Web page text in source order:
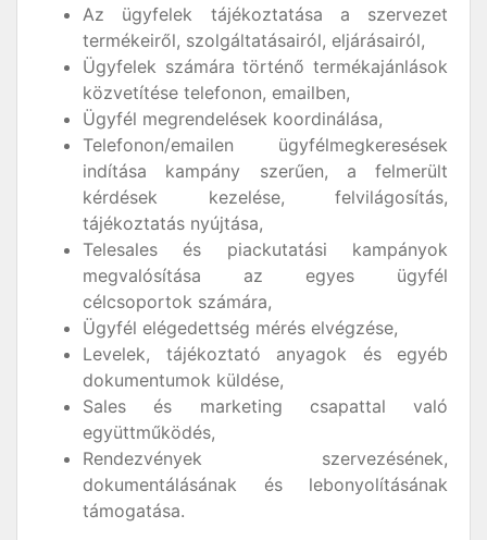
Az ügyfelek tájékoztatása a szervezet
termékeiről, szolgáltatásairól, eljárásairól,
Ügyfelek számára történő termékajánlások
közvetítése telefonon, emailben,
Ügyfél megrendelések koordinálása,
Telefonon/emailen ügyfélmegkeresések
indítása kampány szerűen, a felmerült
kérdések kezelése, felvilágosítás,
tájékoztatás nyújtása,
Telesales és piackutatási kampányok
megvalósítása az egyes ügyfél
célcsoportok számára,
Ügyfél elégedettség mérés elvégzése,
Levelek, tájékoztató anyagok és egyéb
dokumentumok küldése,
Sales és marketing csapattal való
együttműködés,
Rendezvények szervezésének,
dokumentálásának és lebonyolításának
támogatása.